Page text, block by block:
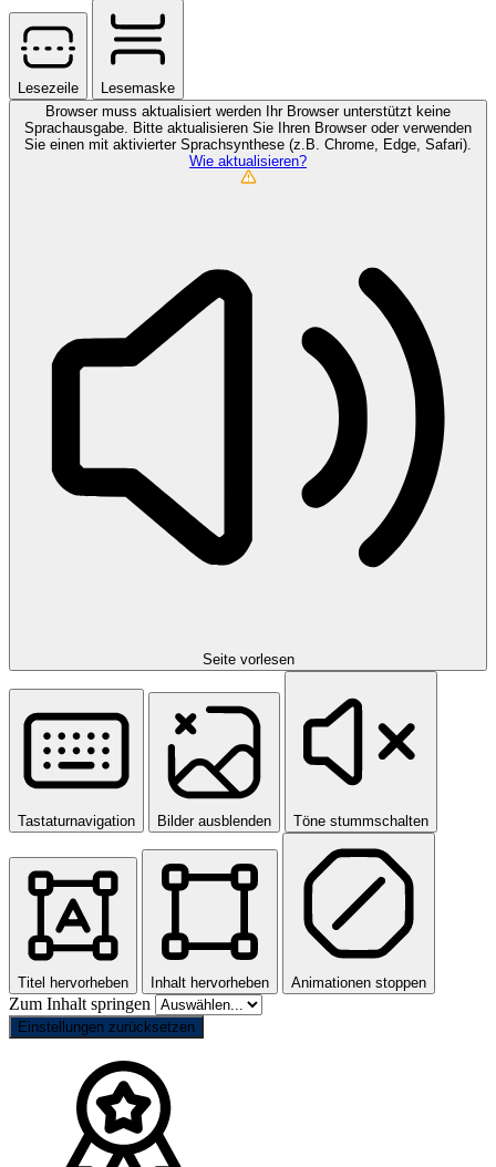
Lesezeile
Lesemaske
Browser muss aktualisiert werden
Ihr Browser unterstützt keine
Sprachausgabe. Bitte aktualisieren Sie Ihren Browser oder verwenden
Sie einen mit aktivierter Sprachsynthese (z.B. Chrome, Edge, Safari).
Wie aktualisieren?
Seite vorlesen
Tastaturnavigation Bilder ausblenden Töne stummschalten
Titel hervorheben Inhalt hervorheben Animationen stoppen
Zum Inhalt springen
Einstellungen zurücksetzen